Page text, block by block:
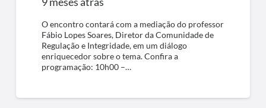
O encontro contará com a mediação do professor
Fábio Lopes Soares, Diretor da Comunidade de
Regulação e Integridade, em um diálogo
enriquecedor sobre o tema. Confira a
programação: 10h00 –…